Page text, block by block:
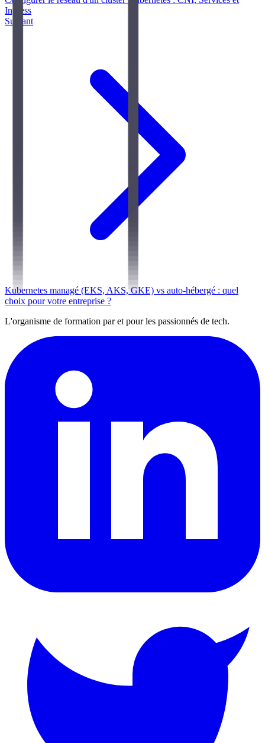
Ingress
Suivant
Kubernetes managé (EKS, AKS, GKE) vs auto-hébergé : quel
choix pour votre entreprise ?
L'organisme de formation par et pour les passionnés de tech.